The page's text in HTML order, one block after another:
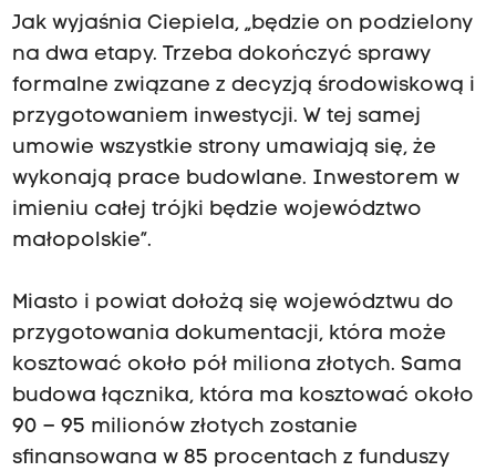
Jak wyjaśnia Ciepiela, „będzie on podzielony
na dwa etapy. Trzeba dokończyć sprawy
formalne związane z decyzją środowiskową i
przygotowaniem inwestycji. W tej samej
umowie wszystkie strony umawiają się, że
wykonają prace budowlane. Inwestorem w
imieniu całej trójki będzie województwo
małopolskie”.
Miasto i powiat dołożą się województwu do
przygotowania dokumentacji, która może
kosztować około pół miliona złotych. Sama
budowa łącznika, która ma kosztować około
90 – 95 milionów złotych zostanie
sfinansowana w 85 procentach z funduszy